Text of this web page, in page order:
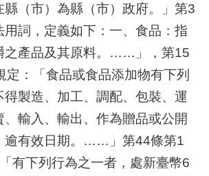
縣（市）為縣（市）政府。」第3
詞，定義如下：一、食品：指
之產品及其原料。……」，第15
定：「食品或食品添加物有下列
製造、加工、調配、包裝、運
輸入、輸出、作為贈品或公開
有效日期。……」第44條第1
有下列行為之一者，處新臺幣6